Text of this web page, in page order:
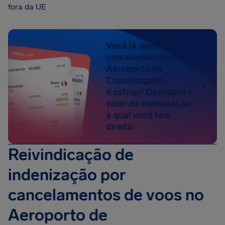
fora da UE
Você já vivenciou
cancelamentos no
Aeroporto de
Copenhaguen-
Kastrup? Descubra o
valor da indenização
à qual você tem
direito
Reivindicação de
indenização por
cancelamentos de voos no
Aeroporto de